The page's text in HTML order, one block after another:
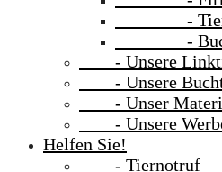
-
-
- Unsere
- Unsere
- Unser
- Unsere
Helfen Sie!
- Tiernotruf